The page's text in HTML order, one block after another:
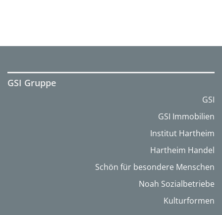
GSI Gruppe
GSI
GSI Immobilien
Institut Hartheim
Hartheim Handel
Schön für besondere Menschen
Noah Sozialbetriebe
Kulturformen